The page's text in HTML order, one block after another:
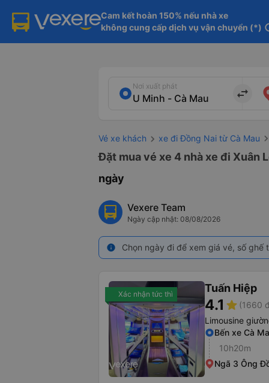
Cam kết hoàn 150% nếu nhà xe
không cung cấp dịch vụ vận chuyển (*)
Nơi xuất phát
import_export
Vé xe khách xe đi Đồng Nai từ Cà Mau
Đặt mua vé xe 4 nhà xe đi Xuân
ngày
Vexere Team
Ngày cập nhật: 08/08/2026
info Chọn ngày đi để xem giá vé, số
Xác nhận tức thì Tuấn Hiệp
4.1 star (1660
Limousine
Bến xe Cà
10h20m
Ngã 3 Ông